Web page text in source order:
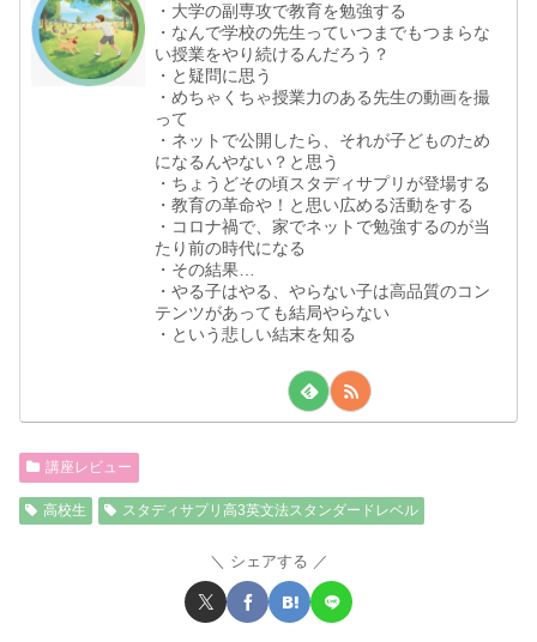
・大学の副専攻で教育を勉強する
・なんで学校の先生っていつまでもつまらな
い授業をやり続けるんだろう？
・と疑問に思う
・めちゃくちゃ授業力のある先生の動画を撮
って
・ネットで公開したら、それが子どものため
になるんやない？と思う
・ちょうどその頃スタディサプリが登場する
・教育の革命や！と思い広める活動をする
・コロナ禍で、家でネットで勉強するのが当
たり前の時代になる
・その結果…
・やる子はやる、やらない子は高品質のコン
テンツがあっても結局やらない
・という悲しい結末を知る
講座レビュー
高校生 スタディサプリ高3英文法スタンダードレベル
シェアする